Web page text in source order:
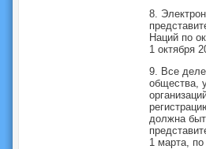
8.
Наций по
1 октября
9. Все
общества,
должна
1 марта,